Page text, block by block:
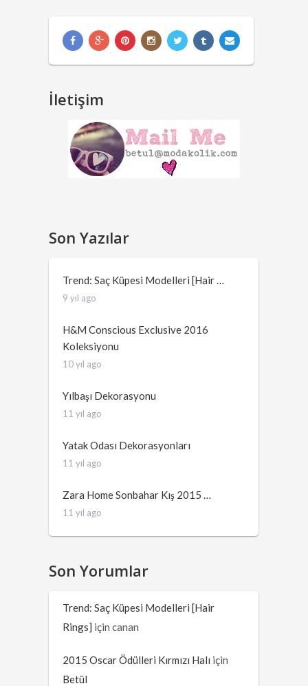
İletişim
Son Yazılar
Trend: Saç Küpesi Modelleri [Hair …
9 yıl ago
H&M Conscious Exclusive 2016
Koleksiyonu
10 yıl ago
Yılbaşı Dekorasyonu
11 yıl ago
Yatak Odası Dekorasyonları
11 yıl ago
Zara Home Sonbahar Kış 2015 …
11 yıl ago
Son Yorumlar
Trend: Saç Küpesi Modelleri [Hair
Rings] içincanan
2015 Oscar Ödülleri Kırmızı Halı için
Betül